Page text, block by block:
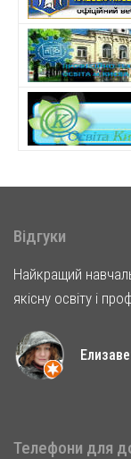
Відгуки
Найкращий
якісну освіту і
Телефони для